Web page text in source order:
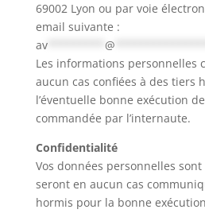
69002 Lyon ou par voie
email suivante :
av********* @
Les informations personnelles
aucun cas confiées à des tiers
l’éventuelle bonne exécution
commandée par l’internaute.
Confidentialité
Vos données personnelles
seront en aucun cas
hormis pour la bonne